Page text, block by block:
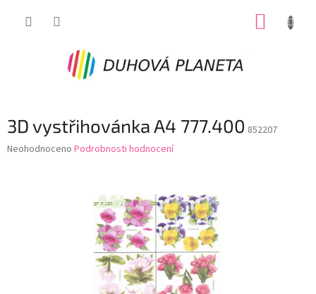
3D vystřihovánka A4 777.400 852207
Průměrné
Neohodnoceno Podrobnosti hodnocení